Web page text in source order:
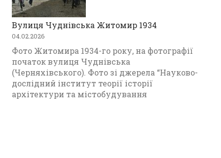
Вулиця Чуднівська Житомир 1934
04.02.2026
Фото Житомира 1934-го року, на фотографії
початок вулиця Чуднівська
(Черняхівського). Фото зі джерела “Науково-
дослідний інститут теорії історії
архітектури та містобудування